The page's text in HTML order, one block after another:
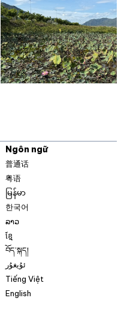
Ngôn ngữ
普通话
粤语
မြန်မာ
한국어
ລາວ
ខ្មែ
བོད་སྐད།
ئۇيغۇر
Tiếng Việt
English